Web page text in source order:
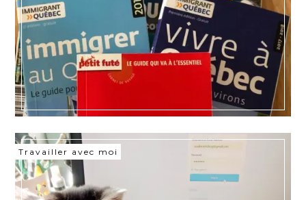
Travailler avec moi